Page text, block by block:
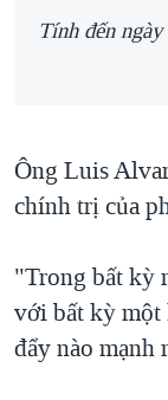
Tính đến
Ông Luis
chính trị của
"Trong bất kỳ
với bất kỳ một
đẩy nào mạnh